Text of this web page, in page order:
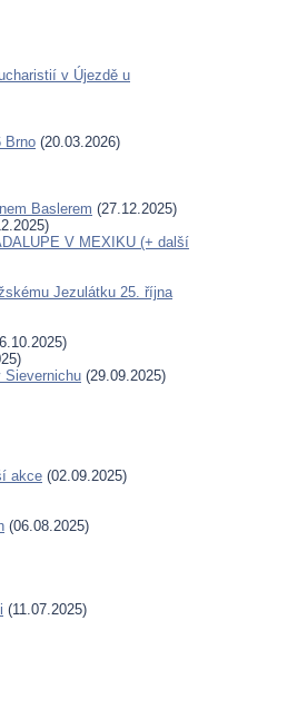
v Újezdě u
Brno (20.03.2026)
Baslerem (27.12.2025)
V MEXIKU (+ další
Jezulátku 25. října
Sievernichu (29.09.2025)
akce (02.09.2025)
(06.08.2025)
(11.07.2025)